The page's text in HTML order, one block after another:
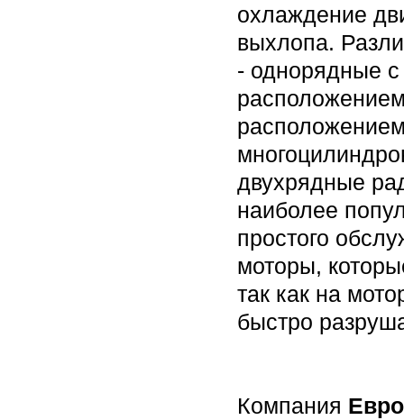
охлаждение
выхлопа.
- однорядные
двухрядные
наиболее
простого
моторы,
так как на
быстро
Компания